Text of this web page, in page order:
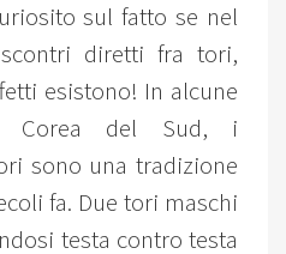
sul fatto se nel
diretti fra tori,
esistono! In alcune
Corea del Sud, i
sono una tradizione
fa. Due tori maschi
testa contro testa